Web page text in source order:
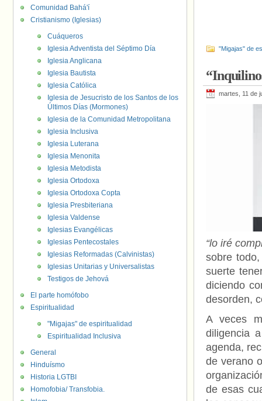
"Migajas" de
martes, 11 de
“lo iré
sobre
suerte
diciendo
desorden,
A veces
diligencia
agenda,
de verano
de esas
Comunidad Bahá'í
Cristianismo (Iglesias)
Cuáqueros
Iglesia Adventista del Séptimo Día
Iglesia Anglicana
Iglesia Bautista
Iglesia Católica
Iglesia de Jesucristo de los Santos de los
Últimos Días (Mormones)
Iglesia de la Comunidad Metropolitana
Iglesia Inclusiva
Iglesia Luterana
Iglesia Menonita
Iglesia Metodista
Iglesia Ortodoxa
Iglesia Ortodoxa Copta
Iglesia Presbiteriana
Iglesia Valdense
Iglesias Evangélicas
Iglesias Pentecostales
Iglesias Reformadas (Calvinistas)
Iglesias Unitarias y Universalistas
Testigos de Jehová
El parte homófobo
Espiritualidad
"Migajas" de espiritualidad
Espiritualidad Inclusiva
General
Hinduísmo
Historia LGTBI
Homofobia/ Transfobia.